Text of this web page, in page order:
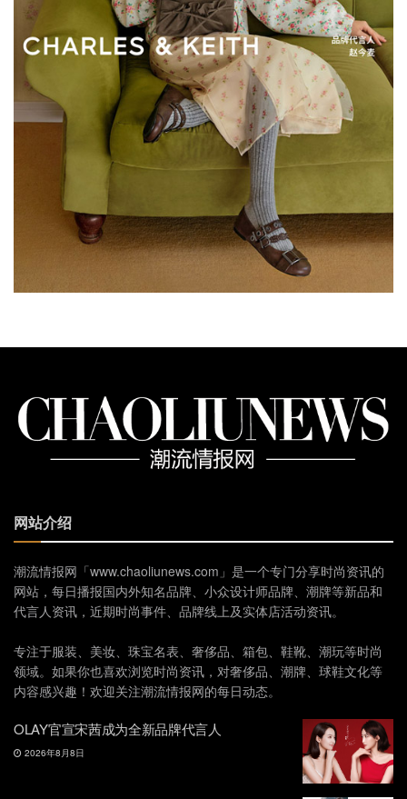
网站介绍
潮流情报网「www.chaoliunews.com」是一个专门分享时尚资讯的
网站，每日播报国内外知名品牌、小众设计师品牌、潮牌等新品和
代言人资讯，近期时尚事件、品牌线上及实体店活动资讯。
专注于服装、美妆、珠宝名表、奢侈品、箱包、鞋靴、潮玩等时尚
领域。如果你也喜欢浏览时尚资讯，对奢侈品、潮牌、球鞋文化等
内容感兴趣！欢迎关注潮流情报网的每日动态。
OLAY官宣宋茜成为全新品牌代言人
2026年8月8日